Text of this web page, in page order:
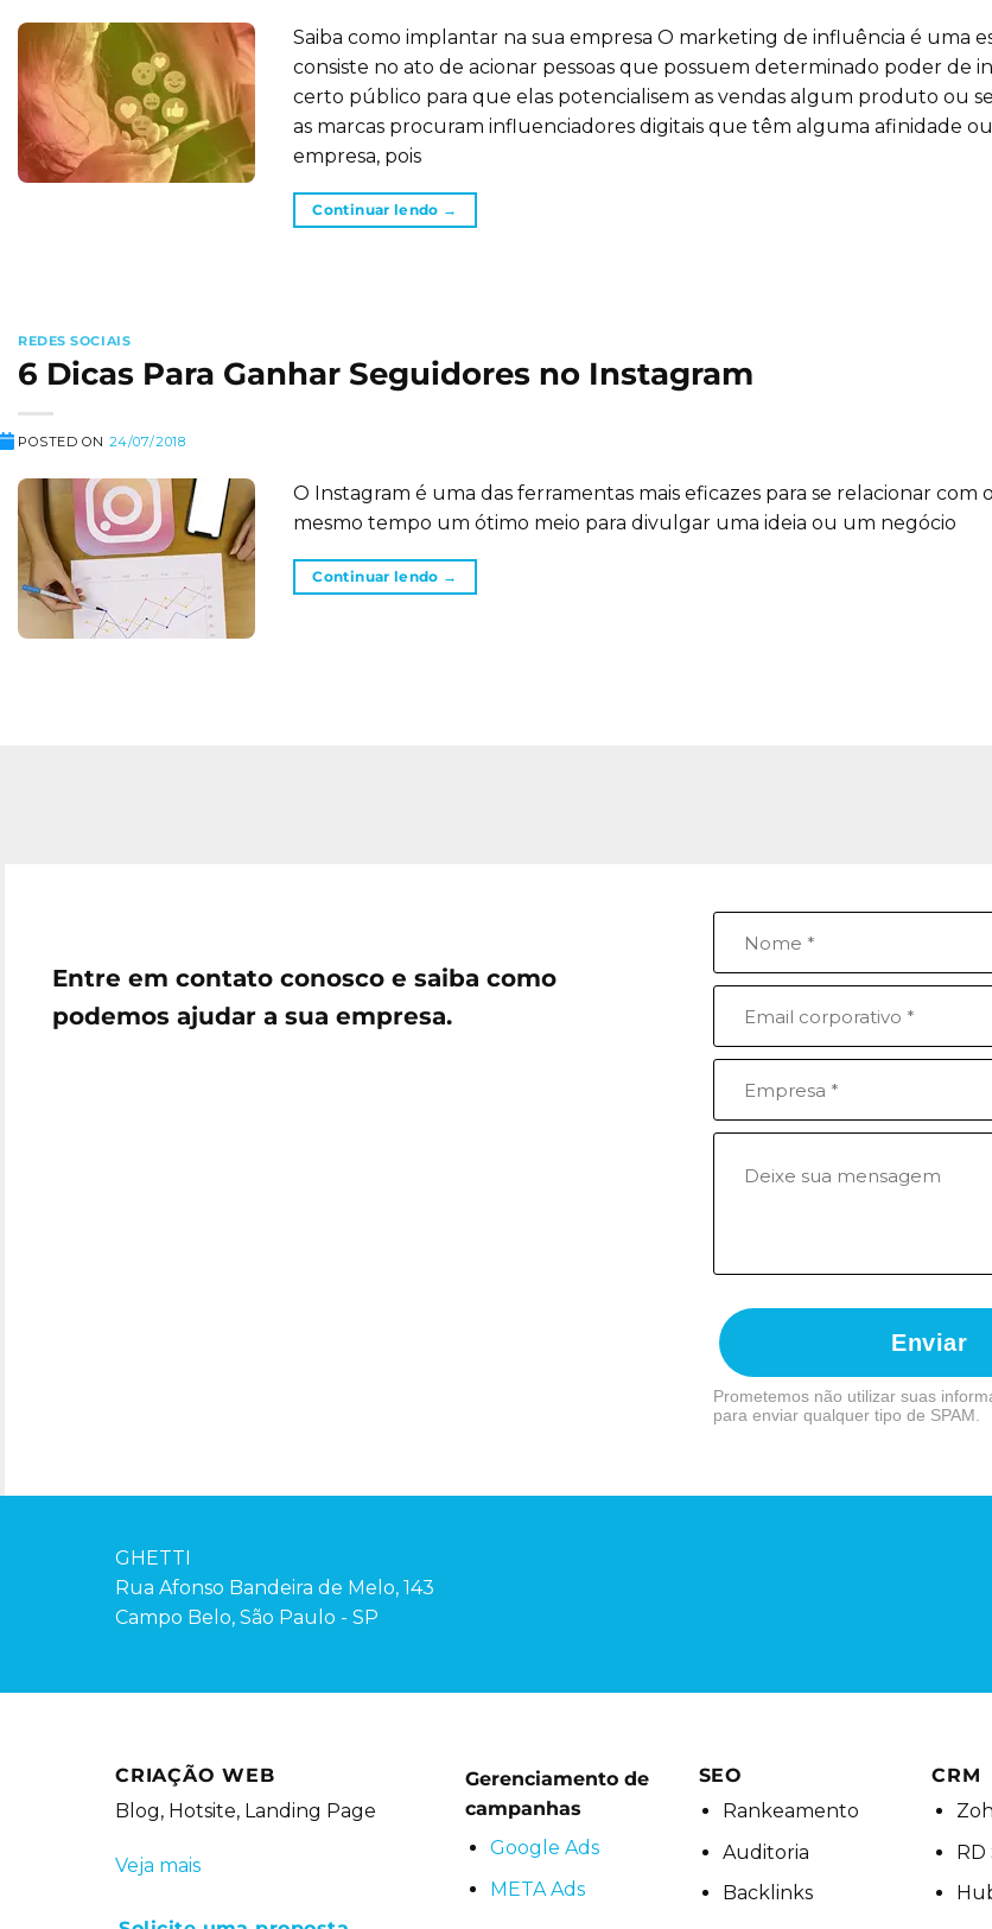
Saiba como implantar na sua empresa O marketing de influência é uma
consiste no ato de acionar pessoas que possuem determinado poder de
certo público para que elas potencialisem as vendas algum produto ou
as marcas procuram influenciadores digitais que têm alguma afinidade ou
empresa, pois
Continuar lendo →
REDES SOCIAIS
6 Dicas Para Ganhar Seguidores no Instagram
POSTED ON 24/07/2018
O Instagram é uma das ferramentas mais eficazes para se relacionar com
mesmo tempo um ótimo meio para divulgar uma ideia ou um negócio
Continuar lendo →
Entre em contato conosco e saiba como
podemos ajudar a sua empresa.
Enviar
Prometemos não utilizar suas
para enviar qualquer tipo de SPAM.
GHETTI
Rua Afonso Bandeira de Melo, 143
Campo Belo, São Paulo - SP
CRIAÇÃO WEB
Blog, Hotsite, Landing Page
Veja mais
Gerenciamento de
campanhas
Google Ads
META Ads
SEO
Rankeamento
Auditoria
Backlinks
CRM
RD